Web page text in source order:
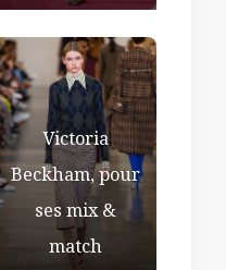
Victoria
Beckham, pour
ses mix &
match